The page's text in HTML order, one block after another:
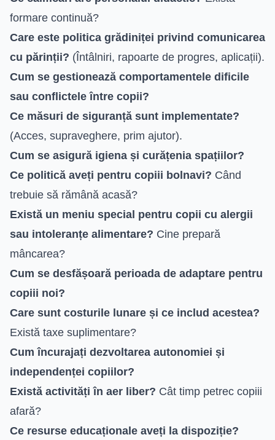
formare continuă?
Care este politica grădiniței privind comunicarea
cu părinții? (Întâlniri, rapoarte de progres, aplicații).
Cum se gestionează comportamentele dificile
sau conflictele între copii?
Ce măsuri de siguranță sunt implementate?
(Acces, supraveghere, prim ajutor).
Cum se asigură igiena și curățenia spațiilor?
Ce politică aveți pentru copiii bolnavi? Când
trebuie să rămână acasă?
Există un meniu special pentru copii cu alergii
sau intoleranțe alimentare? Cine prepară
mâncarea?
Cum se desfășoară perioada de adaptare pentru
copiii noi?
Care sunt costurile lunare și ce includ acestea?
Există taxe suplimentare?
Cum încurajați dezvoltarea autonomiei și
independenței copiilor?
Există activități în aer liber? Cât timp petrec copiii
afară?
Ce resurse educaționale aveți la dispoziție?